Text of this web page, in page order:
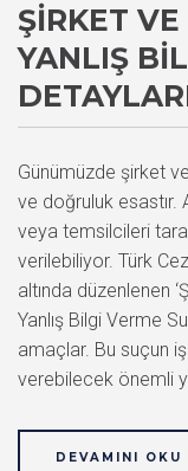
ŞIRKET
YANLIŞ
Günümüzde şirket
ve doğruluk esastır.
veya temsilcileri
verilebiliyor. Türk
altında düzenlenen
Yanlış Bilgi Verme
amaçlar. Bu suçun
verebilecek önemli
DEVAMINI OKU